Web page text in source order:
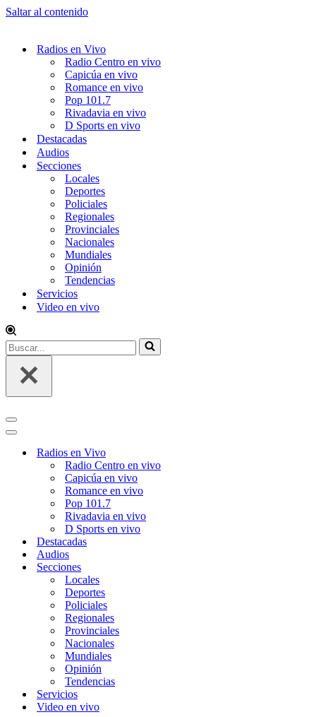
Saltar al contenido
Radios en Vivo
Radio Centro en vivo
Capicúa en vivo
Romance en vivo
Pop 101.7
Rivadavia en vivo
D Sports en vivo
Destacadas
Audios
Secciones
Locales
Deportes
Policiales
Regionales
Provinciales
Nacionales
Mundiales
Opinión
Tendencias
Servicios
Video en vivo
Radios en Vivo
Radio Centro en vivo
Capicúa en vivo
Romance en vivo
Pop 101.7
Rivadavia en vivo
D Sports en vivo
Destacadas
Audios
Secciones
Locales
Deportes
Policiales
Regionales
Provinciales
Nacionales
Mundiales
Opinión
Tendencias
Servicios
Video en vivo